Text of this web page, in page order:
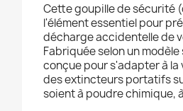
Cette goupille de sécurité
l'élément essentiel pour
décharge accidentelle de
Fabriquée selon un
conçue pour s'adapter à
des extincteurs portatifs
soient à poudre chimique,